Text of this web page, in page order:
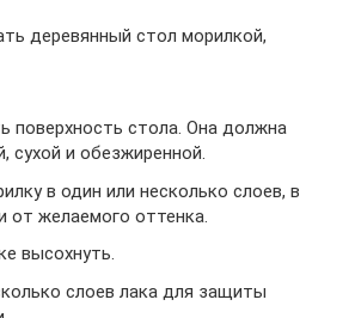
деревянный стол морилкой,
поверхность стола. Она должна
сухой и обезжиренной.
в один или несколько слоев, в
от желаемого оттенка.
высохнуть.
слоев лака для защиты